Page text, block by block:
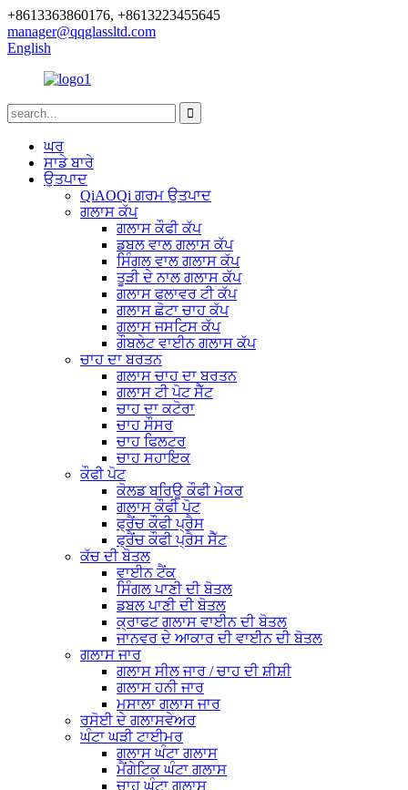
+8613363860176, +8613223455645
manager@qqglassltd.com
English
ਘਰ
ਸਾਡੇ ਬਾਰੇ
ਉਤਪਾਦ
QiAOQi ਗਰਮ ਉਤਪਾਦ
ਗਲਾਸ ਕੱਪ
ਗਲਾਸ ਕੌਫੀ ਕੱਪ
ਡਬਲ ਵਾਲ ਗਲਾਸ ਕੱਪ
ਸਿੰਗਲ ਵਾਲ ਗਲਾਸ ਕੱਪ
ਤੂੜੀ ਦੇ ਨਾਲ ਗਲਾਸ ਕੱਪ
ਗਲਾਸ ਫਲਾਵਰ ਟੀ ਕੱਪ
ਗਲਾਸ ਛੋਟਾ ਚਾਹ ਕੱਪ
ਗਲਾਸ ਜਸਟਿਸ ਕੱਪ
ਗੌਬਲੇਟ ਵਾਈਨ ਗਲਾਸ ਕੱਪ
ਚਾਹ ਦਾ ਬਰਤਨ
ਗਲਾਸ ਚਾਹ ਦਾ ਬਰਤਨ
ਗਲਾਸ ਟੀ ਪੋਟ ਸੈੱਟ
ਚਾਹ ਦਾ ਕਟੋਰਾ
ਚਾਹ ਸੌਸਰ
ਚਾਹ ਫਿਲਟਰ
ਚਾਹ ਸਹਾਇਕ
ਕੌਫੀ ਪੋਟ
ਕੋਲਡ ਬਰਿਊ ਕੌਫੀ ਮੇਕਰ
ਗਲਾਸ ਕੌਫੀ ਪੋਟ
ਫ੍ਰੈਂਚ ਕੌਫੀ ਪ੍ਰੈਸ
ਫ੍ਰੈਂਚ ਕੌਫੀ ਪ੍ਰੈਸ ਸੈੱਟ
ਕੱਚ ਦੀ ਬੋਤਲ
ਵਾਈਨ ਟੈਂਕ
ਸਿੰਗਲ ਪਾਣੀ ਦੀ ਬੋਤਲ
ਡਬਲ ਪਾਣੀ ਦੀ ਬੋਤਲ
ਕ੍ਰਾਫਟ ਗਲਾਸ ਵਾਈਨ ਦੀ ਬੋਤਲ
ਜਾਨਵਰ ਦੇ ਆਕਾਰ ਦੀ ਵਾਈਨ ਦੀ ਬੋਤਲ
ਗਲਾਸ ਜਾਰ
ਗਲਾਸ ਸੀਲ ਜਾਰ / ਚਾਹ ਦੀ ਸ਼ੀਸ਼ੀ
ਗਲਾਸ ਹਨੀ ਜਾਰ
ਮਸਾਲਾ ਗਲਾਸ ਜਾਰ
ਰਸੋਈ ਦੇ ਗਲਾਸਵੇਅਰ
ਘੰਟਾ ਘੜੀ ਟਾਈਮਰ
ਗਲਾਸ ਘੰਟਾ ਗਲਾਸ
ਮੈਂਗੇਟਿਕ ਘੰਟਾ ਗਲਾਸ
ਚਾਹ ਘੰਟਾ ਗਲਾਸ